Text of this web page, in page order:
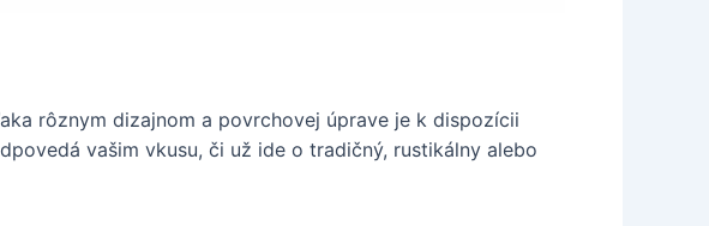
rôznym dizajnom a povrchovej úprave je k dispozícii
vašim vkusu, či už ide o tradičný, rustikálny alebo